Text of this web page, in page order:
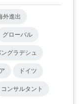
外進出
グローバル
グラデシュ
ドイツ
コンサルタント